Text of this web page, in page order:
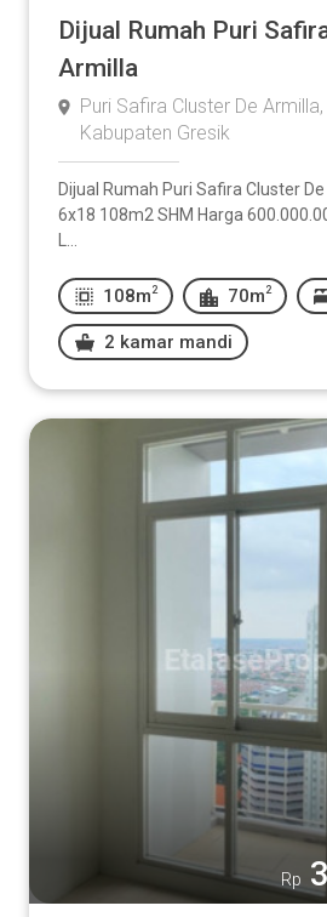
Dijual Rumah Puri
Armilla
Puri Safira Cluster De
Kabupaten Gresik
Dijual Rumah Puri Safira Cluster De
6x18 108m2 SHM Harga
108m 2 70m 2
2 kamar mandi
Rp